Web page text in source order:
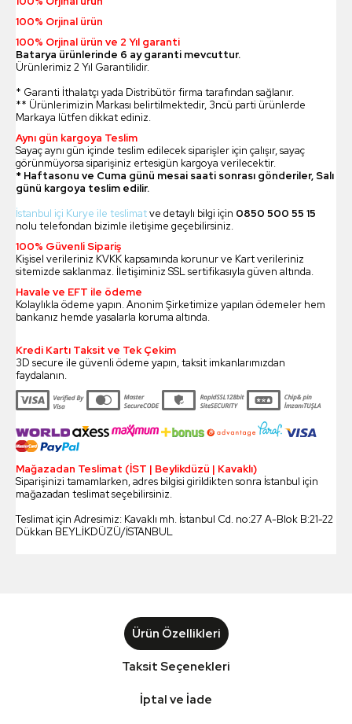
100% Orjinal ürün
100% Orjinal ürün ve 2 Yıl garanti
Batarya ürünlerinde 6 ay garanti mevcuttur.
Ürünlerimiz 2 Yıl Garantilidir.
* Garanti İthalatçı yada Distribütör firma tarafından sağlanır.
** Ürünlerimizin Markası belirtilmektedir, 3ncü parti ürünlerde
Markaya lütfen dikkat ediniz.
Aynı gün kargoya Teslim
Sayaç aynı gün içinde teslim edilecek siparişler için çalışır, sayaç
görünmüyorsa siparişiniz ertesigün kargoya verilecektir.
* Haftasonu ve Cuma günü mesai saati sonrası gönderiler, Salı
günü kargoya teslim edilir.
İstanbul içi Kurye ile teslimatve detaylı bilgi için 0850 500 55 15
nolu telefondan bizimle iletişime geçebilirsiniz.
100% Güvenli Sipariş
Kişisel verileriniz KVKK kapsamında korunur ve Kart verileriniz
sitemizde saklanmaz. İletişiminiz SSL sertifikasıyla güven altında.
Havale ve EFT ile ödeme
Kolaylıkla ödeme yapın. Anonim Şirketimize yapılan ödemeler hem
bankanız hemde yasalarla koruma altında.
Kredi Kartı Taksit ve Tek Çekim
3D secure ile güvenli ödeme yapın, taksit imkanlarımızdan
faydalanın.
Mağazadan Teslimat (İST | Beylikdüzü | Kavaklı)
Siparişinizi tamamlarken, adres bilgisi girildikten sonra İstanbul için
mağazadan teslimat seçebilirsiniz.
Teslimat için Adresimiz: Kavaklı mh. İstanbul Cd. no:27 A-Blok B:21-22
Dükkan BEYLİKDÜZÜ/İSTANBUL
Ürün Özellikleri
Taksit Seçenekleri
İptal ve İade